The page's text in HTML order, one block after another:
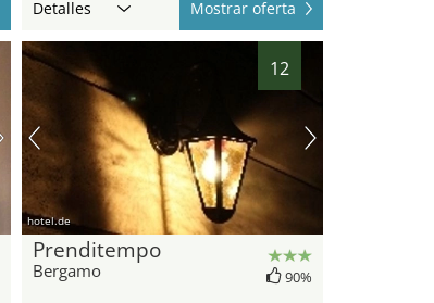
Detalles Mostrar oferta
12
hotel.de
Prenditempo
Bergamo 90%